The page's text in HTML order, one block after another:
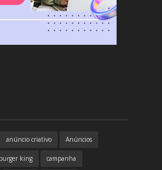
anúncio criativo Anúncios
burger king campanha